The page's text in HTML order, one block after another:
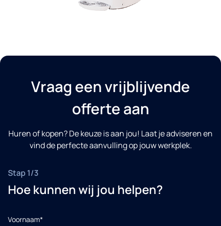
Vraag een vrijblijvende
offerte aan
Huren of kopen? De keuze is aan jou! Laat je adviseren en
vind de perfecte aanvulling op jouw werkplek.
Stap 1/3
Hoe kunnen wij jou helpen?
Voornaam*